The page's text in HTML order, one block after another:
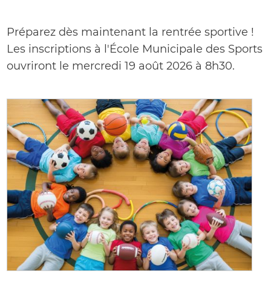
Préparez dès maintenant la rentrée sportive !
Les inscriptions à l'École Municipale des Sports
ouvriront le mercredi 19 août 2026 à 8h30.